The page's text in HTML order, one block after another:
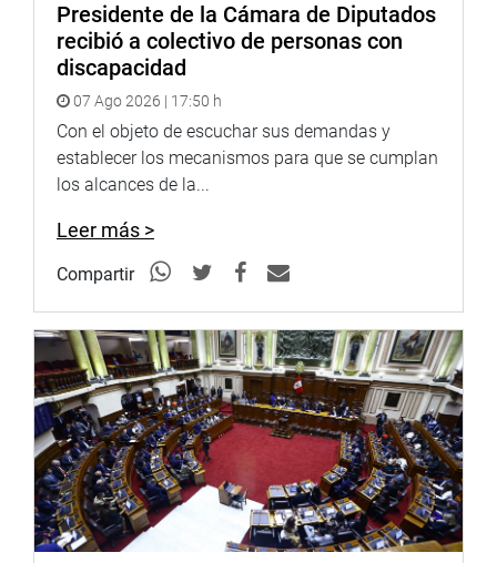
Presidente de la Cámara de Diputados
recibió a colectivo de personas con
discapacidad
07 Ago 2026 | 17:50 h
Con el objeto de escuchar sus demandas y
establecer los mecanismos para que se cumplan
los alcances de la...
Leer más >
Compartir